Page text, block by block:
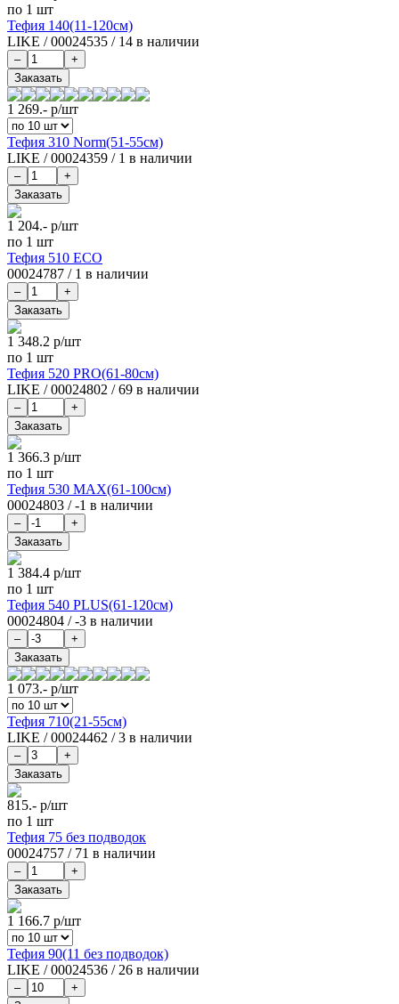
по 1 шт
Тефия 140(11-120см)
LIKE /00024535 / 14 в наличии
1 269.- р/шт
Тефия 310 Norm(51-55см)
LIKE /00024359 / 1 в наличии
1 204.- р/шт
по 1 шт
Тефия 510 ECO
00024787 / 1 в наличии
1 348.2 р/шт
по 1 шт
Тефия 520 PRO(61-80см)
LIKE /00024802 /69 в наличии
1 366.3 р/шт
по 1 шт
Тефия 530 MAX(61-100см)
00024803 /-1 в наличии
1 384.4 р/шт
по 1 шт
Тефия 540 PLUS(61-120см)
00024804 /-3 в наличии
1 073.- р/шт
Тефия 710(21-55см)
LIKE /00024462 /3 в наличии
815.- р/шт
по 1 шт
Тефия 75 без подводок
00024757 / 71 в наличии
1 166.7 р/шт
Тефия 90(11 без подводок)
LIKE /00024536 / 26 в наличии